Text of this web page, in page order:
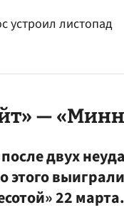
устроил листопад
—
двух
этого
22 марта.